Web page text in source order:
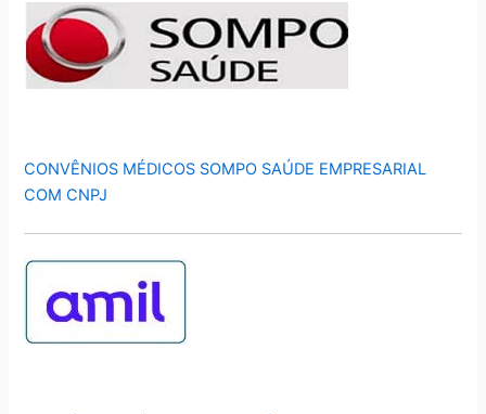
CONVÊNIOS MÉDICOS SOMPO SAÚDE EMPRESARIAL
COM CNPJ